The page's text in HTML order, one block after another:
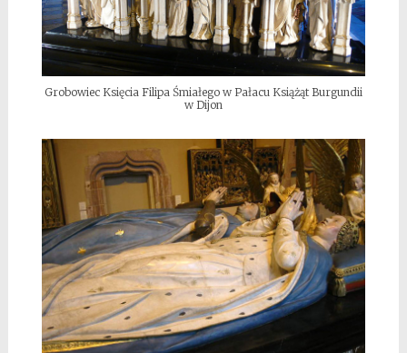
Grobowiec Księcia Filipa Śmiałego w Pałacu Książąt Burgundii
w Dijon